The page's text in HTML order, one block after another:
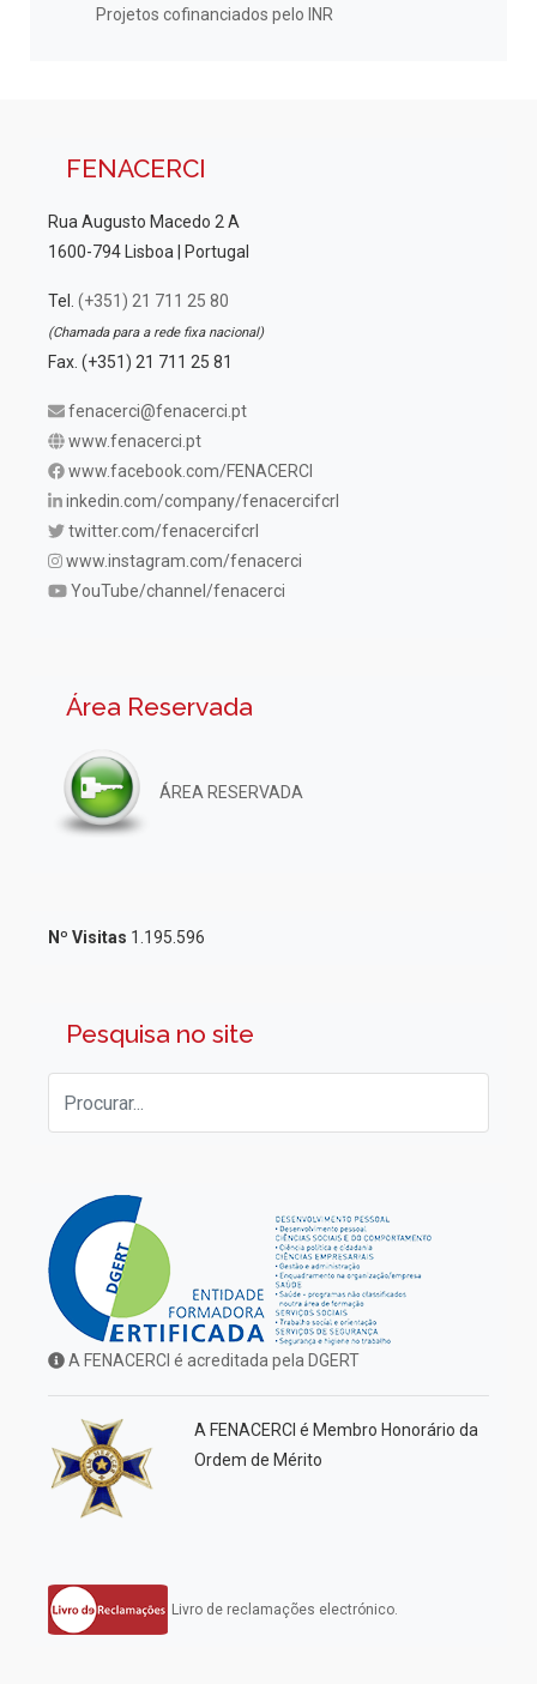
Projetos cofinanciados pelo INR
FENACERCI
Rua Augusto Macedo 2 A
1600-794 Lisboa | Portugal
Tel. (+351) 21 711 25 80
(Chamada para a rede fixa nacional)
Fax. (+351) 21 711 25 81
fenacerci@fenacerci.pt
www.fenacerci.pt
www.facebook.com/FENACERCI
inkedin.com/company/fenacercifcrl
twitter.com/fenacercifcrl
www.instagram.com/fenacerci
YouTube/channel/fenacerci
Área Reservada
ÁREA RESERVADA
Nº Visitas 1.195.596
Pesquisa no site
A FENACERCI é acreditada pela DGERT
A FENACERCI é Membro Honorário da
Ordem de Mérito
Livro de reclamações electrónico.